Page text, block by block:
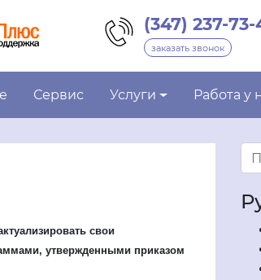
(347) 237-
заказать звонок
Сервис Услуги Работа у
свои
утвержденными приказом